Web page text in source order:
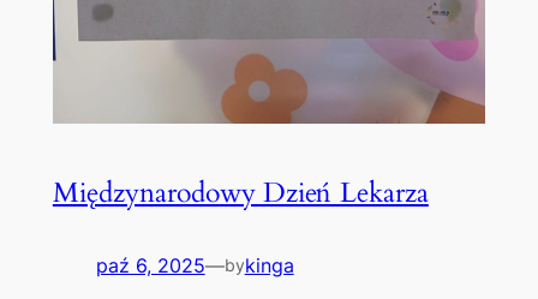
Międzynarodowy Dzień Lekarza
paź 6, 2025—bykinga